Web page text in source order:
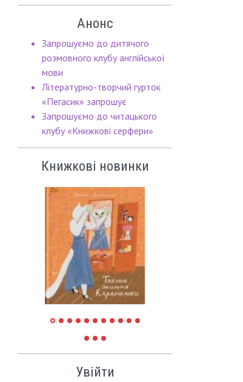
Анонс
Запрошуємо до дитячого
розмовного клубу англійської
мови
Літературно-творчий гурток
«Пегасик» запрошує
Запрошуємо до читацького
клубу «Книжкові серфери»
Книжкові новинки
Увійти